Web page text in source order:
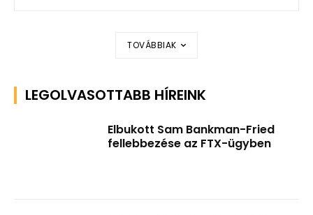
TOVÁBBIAK
LEGOLVASOTTABB HÍREINK
Elbukott Sam Bankman-Fried
fellebbezése az FTX-ügyben